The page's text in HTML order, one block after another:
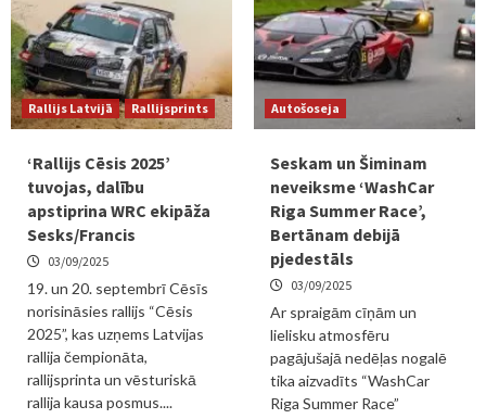
Rallijs Latvijā Rallijsprints
‘Rallijs Cēsis 2025’
tuvojas, dalību
apstiprina WRC ekipāža
Sesks/Francis
03/09/2025
19. un 20. septembrī Cēsīs
norisināsies rallijs “Cēsis
2025”, kas uzņems Latvijas
rallija čempionāta,
rallijsprinta un vēsturiskā
rallija kausa posmus....
Autošoseja
Seskam un Šiminam
neveiksme ‘WashCar
Riga Summer Race’,
Bertānam debijā
pjedestāls
03/09/2025
Ar spraigām cīņām un
lielisku atmosfēru
pagājušajā nedēļas nogalē
tika aizvadīts “WashCar
Riga Summer Race”